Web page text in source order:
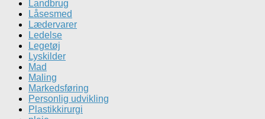
Landbrug
Låsesmed
Lædervarer
Ledelse
Legetøj
Lyskilder
Mad
Maling
Markedsføring
Personlig udvikling
Plastikkirurgi